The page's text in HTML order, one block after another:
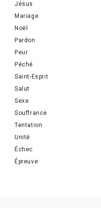
Jésus
Mariage
Noël
Pardon
Peur
Péché
Saint-Esprit
Salut
Sexe
Souffrance
Tentation
Unité
Échec
Épreuve